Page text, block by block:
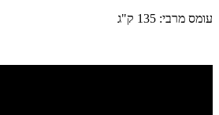
עומס מרבי: 135 ק"ג